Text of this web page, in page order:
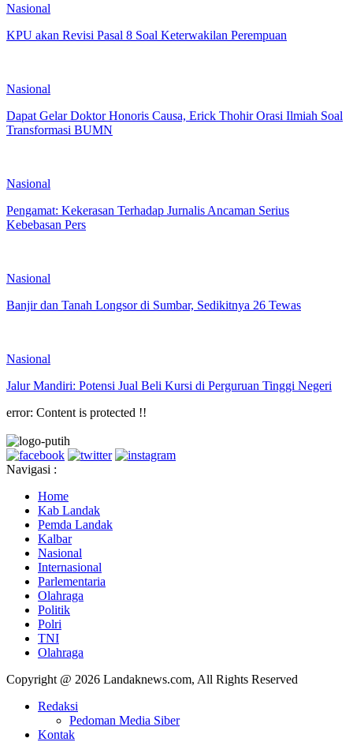
Nasional
KPU akan Revisi Pasal 8 Soal Keterwakilan Perempuan
Nasional
Dapat Gelar Doktor Honoris Causa, Erick Thohir Orasi Ilmiah Soal
Transformasi BUMN
Nasional
Pengamat: Kekerasan Terhadap Jurnalis Ancaman Serius
Kebebasan Pers
Nasional
Banjir dan Tanah Longsor di Sumbar, Sedikitnya 26 Tewas
Nasional
Jalur Mandiri: Potensi Jual Beli Kursi di Perguruan Tinggi Negeri
error: Content is protected !!
Navigasi :
Home
Kab Landak
Pemda Landak
Kalbar
Nasional
Internasional
Parlementaria
Olahraga
Politik
Polri
TNI
Olahraga
Copyright @ 2026 Landaknews.com, All Rights Reserved
Redaksi
Pedoman Media Siber
Kontak